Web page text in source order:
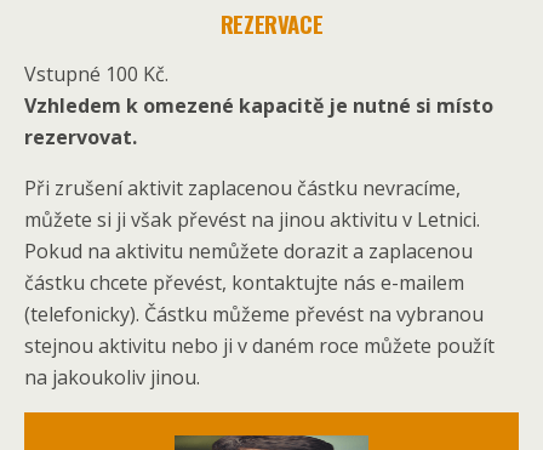
REZERVACE
Vstupné 100 Kč.
Vzhledem k omezené kapacitě je nutné si místo
rezervovat.
Při zrušení aktivit zaplacenou částku nevracíme,
můžete si ji však převést na jinou aktivitu v Letnici.
Pokud na aktivitu nemůžete dorazit a zaplacenou
částku chcete převést, kontaktujte nás e-mailem
(telefonicky). Částku můžeme převést na vybranou
stejnou aktivitu nebo ji v daném roce můžete použít
na jakoukoliv jinou.